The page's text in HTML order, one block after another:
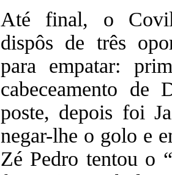
Até final, o
dispôs de três
para empatar:
cabeceamento de
poste, depois foi
negar-lhe o golo e
Zé Pedro tentou o